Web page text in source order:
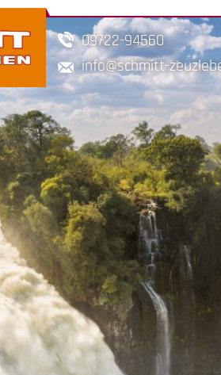
09722-94560
info schmitt-